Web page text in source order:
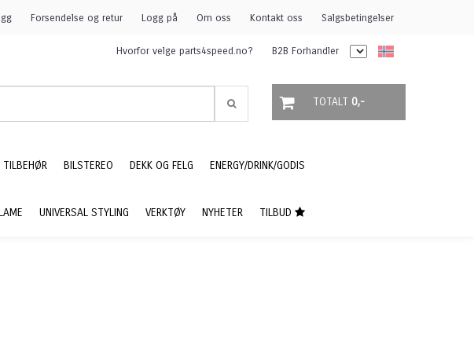
Forsendelse og retur Logg på Om oss Kontakt oss Salgsbetingelser
Hvorfor velge parts4speed.no? B2B Forhandler
TOTALT 0,-
TILBEHØR BILSTEREO DEKK OG FELG ENERGY/DRINK/GODIS
UNIVERSAL STYLING VERKTØY NYHETER TILBUD